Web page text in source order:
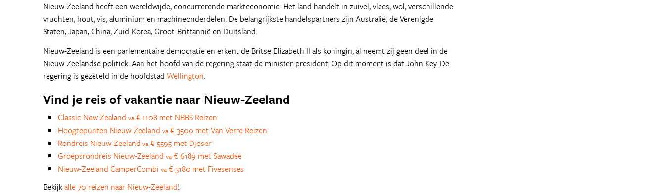
Nieuw-Zeeland heeft een wereldwijde, concurrerende markteconomie. Het land handelt in zuivel, vlees, wol, verschillende
vruchten, hout, vis, aluminium en machineonderdelen. De belangrijkste handelspartners zijn Australië, de Verenigde
Staten, Japan, China, Zuid-Korea, Groot-Brittannië en Duitsland.
Nieuw-Zeeland is een parlementaire democratie en erkent de Britse Elizabeth II als koningin, al neemt zij geen deel in de
Nieuw-Zeelandse politiek. Aan het hoofd van de regering staat de minister-president. Op dit moment is dat John Key. De
regering is gezeteld in de hoofdstad Wellington.
Vind je reis of vakantie naar Nieuw-Zeeland
Classic New Zealand va € 1108 met NBBS Reizen
Hoogtepunten Nieuw-Zeeland va € 3500 met Van Verre Reizen
Rondreis Nieuw-Zeeland va € 5595 met Djoser
Groepsrondreis Nieuw-Zeeland va € 6189 met Sawadee
Nieuw-Zeeland CamperCombi va € 5180 met Fivesenses
Bekijkalle 70 reizen naar Nieuw-Zeeland!